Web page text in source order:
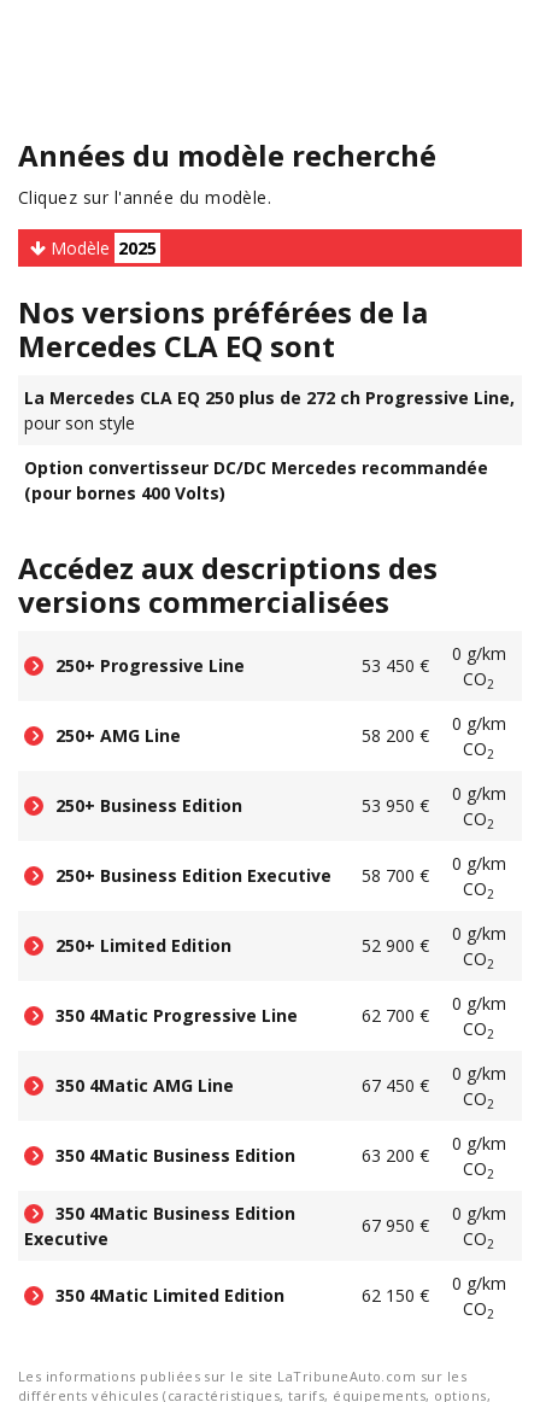
Années du modèle recherché
Cliquez sur l'année du modèle.
Modèle 2025
Nos versions préférées de la
Mercedes CLA EQ sont
La Mercedes CLA EQ 250 plus de 272 ch Progressive Line,
pour son style
Option convertisseur DC/DC Mercedes recommandée
(pour bornes 400 Volts)
Accédez aux descriptions des
versions commercialisées
250+ Progressive Line 53 450 €
0 g/km
CO2
250+ AMG Line 58 200 €
0 g/km
CO2
250+ Business Edition 53 950 €
0 g/km
CO2
250+ Business Edition Executive 58 700 €
0 g/km
CO2
250+ Limited Edition 52 900 €
0 g/km
CO2
350 4Matic Progressive Line 62 700 €
0 g/km
CO2
350 4Matic AMG Line 67 450 €
0 g/km
CO2
350 4Matic Business Edition 63 200 €
0 g/km
CO2
350 4Matic Business Edition
Executive
67 950 €
0 g/km
CO2
350 4Matic Limited Edition 62 150 €
0 g/km
CO2
Les informations publiées sur le site LaTribuneAuto.com sur les
différents véhicules (caractéristiques, tarifs, équipements, options,